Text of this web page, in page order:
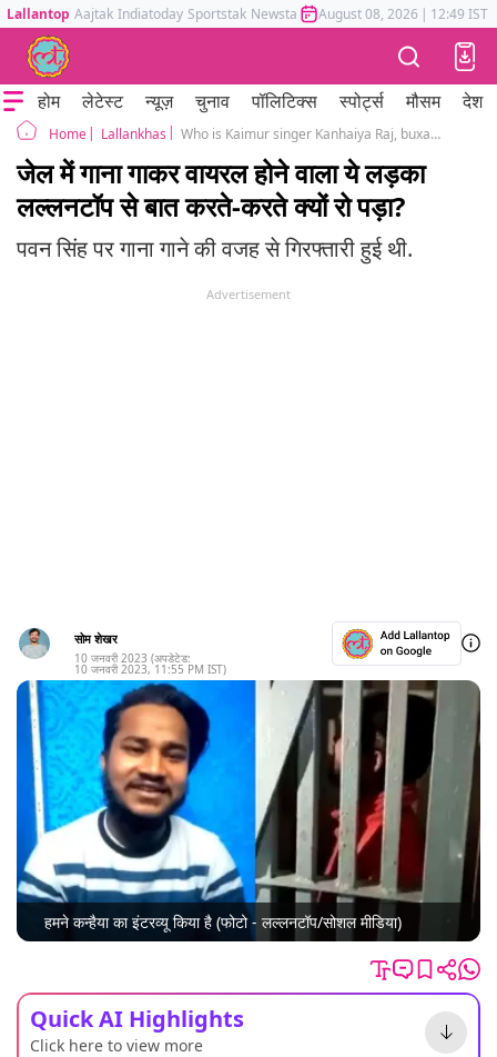
Lallantop Aajtak Indiatoday Sportstak Newstak Mumbai Tak Astrotak
August 08, 2026 | 12:49 IST
होम लेटेस्ट न्यूज़ चुनाव पॉलिटिक्स स्पोर्ट्स मौसम देश
Home Lallankhas Who is Kaimur singer Kanhaiya Raj, buxar jail viral video
जेल में गाना गाकर वायरल होने वाला ये लड़का
लल्लनटॉप से बात करते-करते क्यों रो पड़ा?
पवन सिंह पर गाना गाने की वजह से गिरफ्तारी हुई थी.
Advertisement
सोम शेखर
10 जनवरी 2023 (अपडेटेड:
10 जनवरी 2023, 11:55 PM IST)
हमने कन्हैया का इंटरव्यू किया है (फोटो - लल्लनटॉप/सोशल मीडिया)
Quick AI Highlights
Click here to view more